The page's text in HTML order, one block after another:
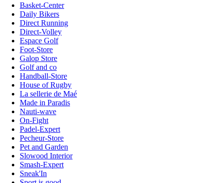
Basket-Center
Daily Bikers
Direct Running
Direct-Volley
Espace Golf
Foot-Store
Galop Store
Golf and co
Handball-Store
House of Rugby
La sellerie de Maé
Made in Paradis
Nauti-wave
On-Fight
Padel-Expert
Pecheur-Store
Pet and Garden
Slowood Interior
Smash-Expert
Sneak'In